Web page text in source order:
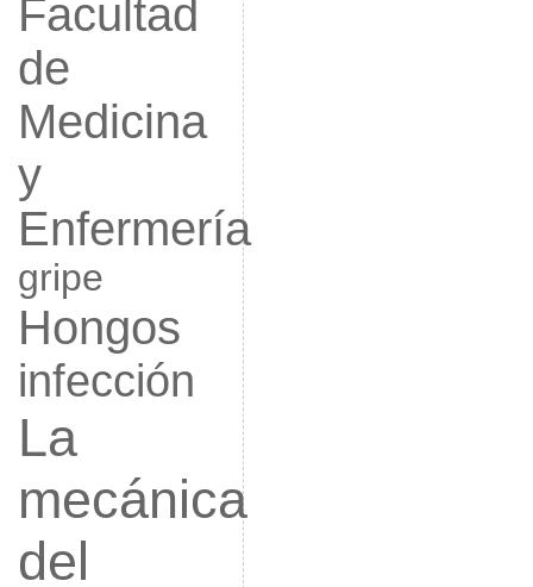
Facultad
de
Medicina
y
Enfermería
gripe
Hongos
infección
La
mecánica
del